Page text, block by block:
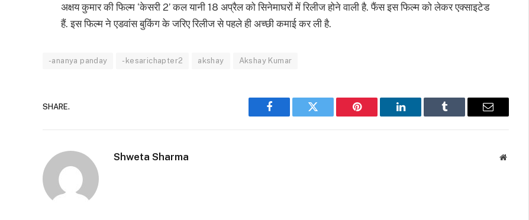
अक्षय कुमार की फिल्म ‘केसरी 2’ कल यानी 18 अप्रैल को सिनेमाघरों में रिलीज होने वाली है. फैंस इस फिल्म को लेकर एक्साइटेड
हैं. इस फिल्म ने एडवांस बुकिंग के जरिए रिलीज से पहले ही अच्छी कमाई कर ली है.
-ananya panday -kesarichapter2 akshay Akshay Kumar
SHARE.
Facebook Twitter Pinterest LinkedIn Tumblr Email
Shweta Sharma Website